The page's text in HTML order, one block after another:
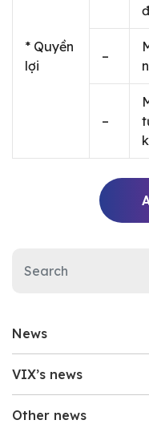
News
VIX’s news
Other news
* Quyền
lợi
–
–